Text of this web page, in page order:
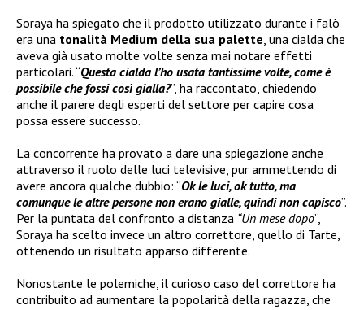
Soraya ha spiegato che il prodotto utilizzato durante i falò
era una tonalità Medium della sua palette, una cialda che
aveva già usato molte volte senza mai notare effetti
particolari. “Questa cialda l’ho usata tantissime volte, come è
possibile che fossi così gialla?”, ha raccontato, chiedendo
anche il parere degli esperti del settore per capire cosa
possa essere successo.
La concorrente ha provato a dare una spiegazione anche
attraverso il ruolo delle luci televisive, pur ammettendo di
avere ancora qualche dubbio: “Ok le luci, ok tutto, ma
comunque le altre persone non erano gialle, quindi non capisco”.
Per la puntata del confronto a distanza “Un mese dopo”,
Soraya ha scelto invece un altro correttore, quello di Tarte,
ottenendo un risultato apparso differente.
Nonostante le polemiche, il curioso caso del correttore ha
contribuito ad aumentare la popolarità della ragazza, che